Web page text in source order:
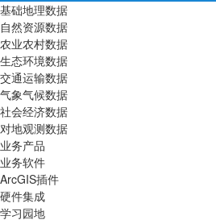
基础地理数据
自然资源数据
农业农村数据
生态环境数据
交通运输数据
气象气候数据
社会经济数据
对地观测数据
业务产品
业务软件
ArcGIS插件
硬件集成
学习园地